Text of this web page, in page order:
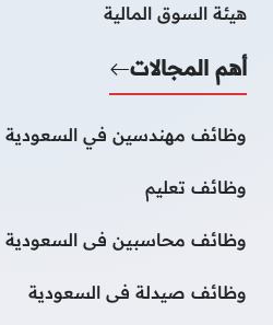
هيئة السوق المالية
أهم المجالات
وظائف مهندسين في السعودية
وظائف تعليم
وظائف محاسبين فى السعودية
وظائف صيدلة فى السعودية